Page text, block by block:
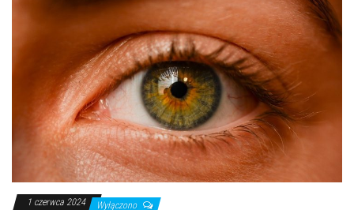
1 czerwca 2024 Wyłączono